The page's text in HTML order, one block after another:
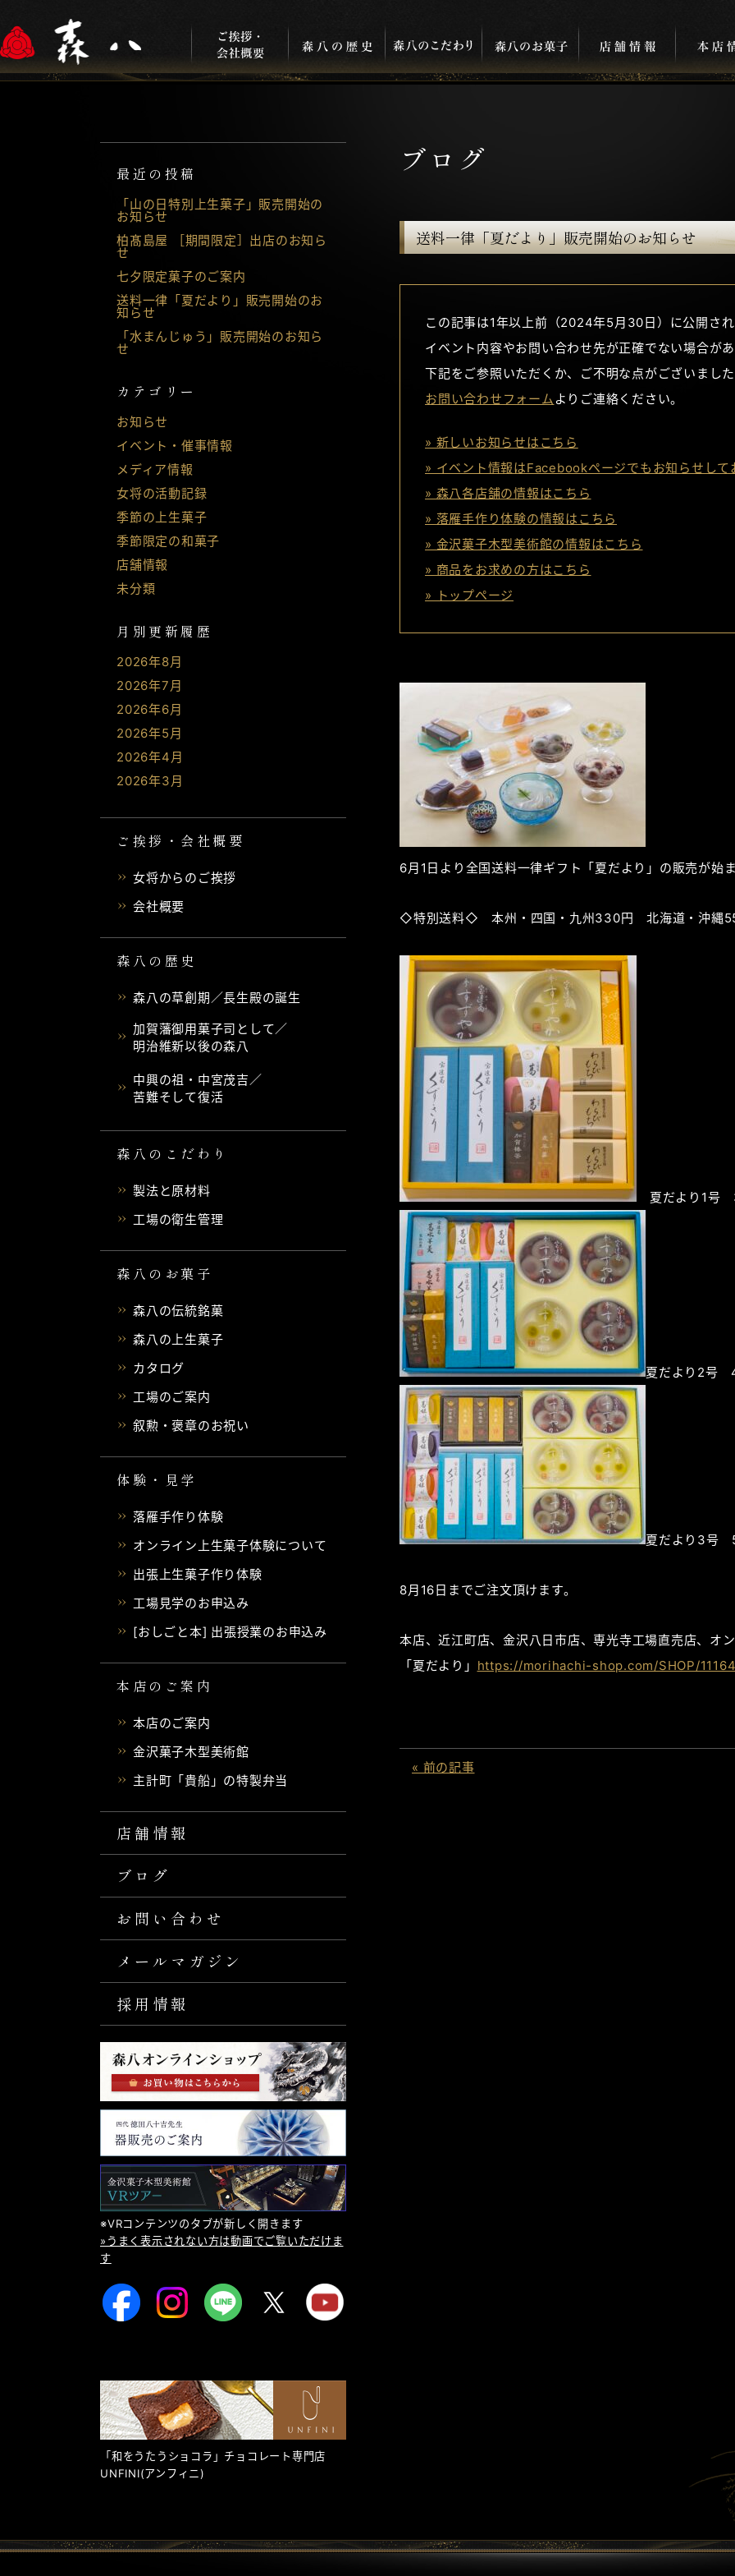
最近の投稿
「山の日特別上生菓子」販売開始の
お知らせ
柏髙島屋 ［期間限定］出店のお知ら
せ
七夕限定菓子のご案内
送料一律「夏だより」販売開始のお
知らせ
「水まんじゅう」販売開始のお知ら
せ
カテゴリー
お知らせ
イベント・催事情報
メディア情報
女将の活動記録
季節の上生菓子
季節限定の和菓子
店舗情報
未分類
月別更新履歴
2026年8月
2026年7月
2026年6月
2026年5月
2026年4月
2026年3月
ご挨拶・会社概要
女将からのご挨拶
会社概要
森八の歴史
森八の草創期／長生殿の誕生
加賀藩御用菓子司として／
明治維新以後の森八
中興の祖・中宮茂吉／
苦難そして復活
森八のこだわり
製法と原材料
工場の衛生管理
森八のお菓子
森八の伝統銘菓
森八の上生菓子
カタログ
工場のご案内
叙勲・褒章のお祝い
体験・見学
落雁手作り体験
オンライン上生菓子体験について
出張上生菓子作り体験
工場見学のお申込み
[おしごと本] 出張授業のお申込み
本店のご案内
本店のご案内
金沢菓子木型美術館
主計町「貴船」の特製弁当
店舗情報
ブログ
お問い合わせ
メールマガジン
採用情報
※VRコンテンツのタブが新しく開きます
»うまく表示されない方は動画でご覧いただけま
す
「和をうたうショコラ」チョコレート専門店
UNFINI(アンフィニ)
ブログ
送料一律「夏だより」販売開始のお知らせ
この記事は1年以上前（2024年5月30日）に公開され
イベント内容やお問い合わせ先が正確でない場合があ
下記をご参照いただくか、ご不明な点がございまし
お問い合わせフォーム よりご連絡ください。
» 新しいお知らせはこちら
» イベント情報はFacebookページでもお知らせして
» 森八各店舗の情報はこちら
» 落雁手作り体験の情報はこちら
» 金沢菓子木型美術館の情報はこちら
» 商品をお求めの方はこちら
» トップページ
6月1日より全国送料一律ギフト「夏だより」の販売が始ま
◇特別送料◇ 本州・四国・九州330円 北海道・沖縄
夏だより1号
夏だより2号
夏だより3号
8月16日までご注文頂けます。
本店、近江町店、金沢八日市店、専光寺工場直売店、オ
「夏だより」 https://morihachi-shop.com/SHOP/
« 前の記事